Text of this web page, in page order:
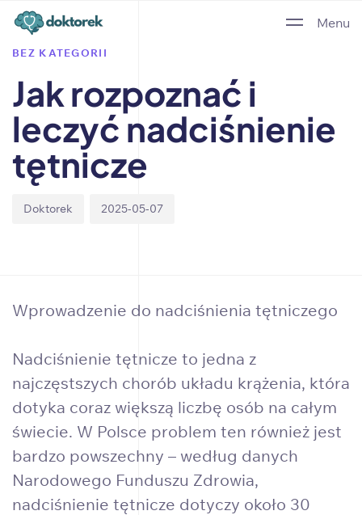
Menu
PUBLISHED
BEZ KATEGORII
Jak rozpoznać i
leczyć nadciśnienie
tętnicze
Author
Doktorek
Published
2025-05-07
Wprowadzenie do nadciśnienia tętniczego
Nadciśnienie tętnicze to jedna z
najczęstszych chorób układu krążenia, która
dotyka coraz większą liczbę osób na całym
świecie. W Polsce problem ten również jest
bardzo powszechny – według danych
Narodowego Funduszu Zdrowia,
nadciśnienie tętnicze dotyczy około 30